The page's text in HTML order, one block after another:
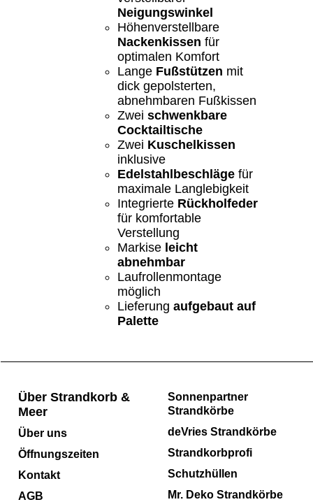
Neigungswinkel
Höhenverstellbare
Nackenkissen für
optimalen Komfort
Lange Fußstützen mit
dick gepolsterten,
abnehmbaren Fußkissen
Zwei schwenkbare
Cocktailtische
Zwei Kuschelkissen
inklusive
Edelstahlbeschläge für
maximale Langlebigkeit
Integrierte Rückholfeder
für komfortable
Verstellung
Markise leicht
abnehmbar
Laufrollenmontage
möglich
Lieferung aufgebaut auf
Palette
Sonnenpartner
Strandkörbe
deVries Strandkörbe
Strandkorbprofi
Schutzhüllen
Mr. Deko Strandkörbe
Über Strandkorb &
Meer
Über uns
Öffnungszeiten
Kontakt
AGB